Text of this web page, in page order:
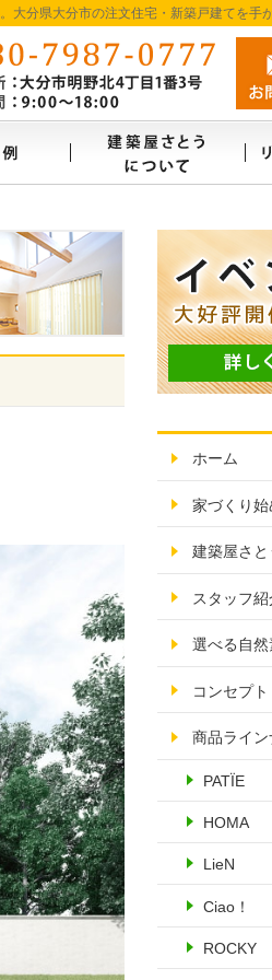
大分県大分市の注文住宅・新築戸建てを手
ホーム
家づくり
建築屋さ
スタッフ紹
選べる自然
コンセプト
商品ライ
PATÏE
HOMA
LieN
Ciao！
ROCKY